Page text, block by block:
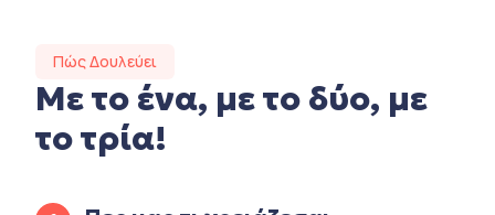
Πώς Δουλεύει
Με το ένα, με το δύο, με
το τρία!